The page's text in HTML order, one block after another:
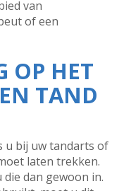
van
of een
OP HET
TAND
u bij uw tandarts of
laten trekken.
dan gewoon in.